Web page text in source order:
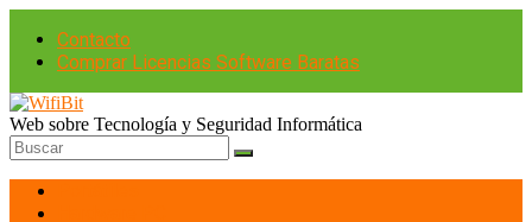
Contacto
Comprar Licencias Software Baratas
Web sobre Tecnología y Seguridad Informática